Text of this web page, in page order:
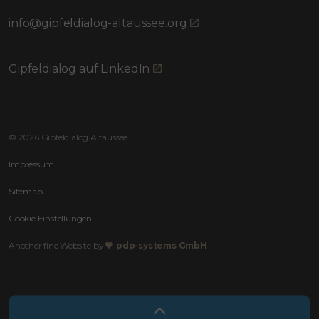
info@gipfeldialog-altaussee.org
Gipfeldialog auf LinkedIn
© 2026 Gipfeldialog Altaussee
Impressum
Sitemap
Cookie Einstellungen
Another fine Website by pdp-systems GmbH